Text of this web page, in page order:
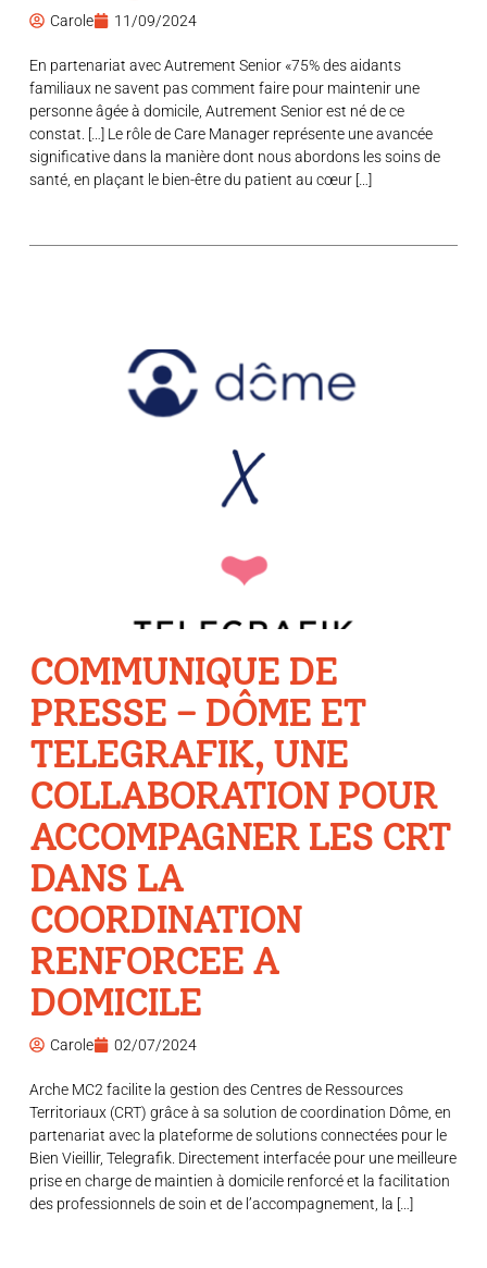
Carole 11/09/2024
En partenariat avec Autrement Senior «75% des aidants
familiaux ne savent pas comment faire pour maintenir une
personne âgée à domicile, Autrement Senior est né de ce
constat. […] Le rôle de Care Manager représente une avancée
significative dans la manière dont nous abordons les soins de
santé, en plaçant le bien-être du patient au cœur […]
COMMUNIQUE DE
PRESSE – DÔME ET
TELEGRAFIK, UNE
COLLABORATION POUR
ACCOMPAGNER LES CRT
DANS LA
COORDINATION
RENFORCEE A
DOMICILE
Carole 02/07/2024
Arche MC2 facilite la gestion des Centres de Ressources
Territoriaux (CRT) grâce à sa solution de coordination Dôme, en
partenariat avec la plateforme de solutions connectées pour le
Bien Vieillir, Telegrafik. Directement interfacée pour une meilleure
prise en charge de maintien à domicile renforcé et la facilitation
des professionnels de soin et de l’accompagnement, la […]